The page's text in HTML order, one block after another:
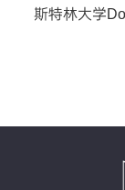
斯特林大学